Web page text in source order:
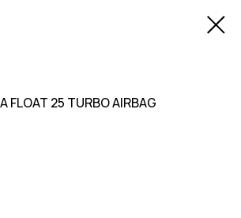
25 TURBO AIRBAG